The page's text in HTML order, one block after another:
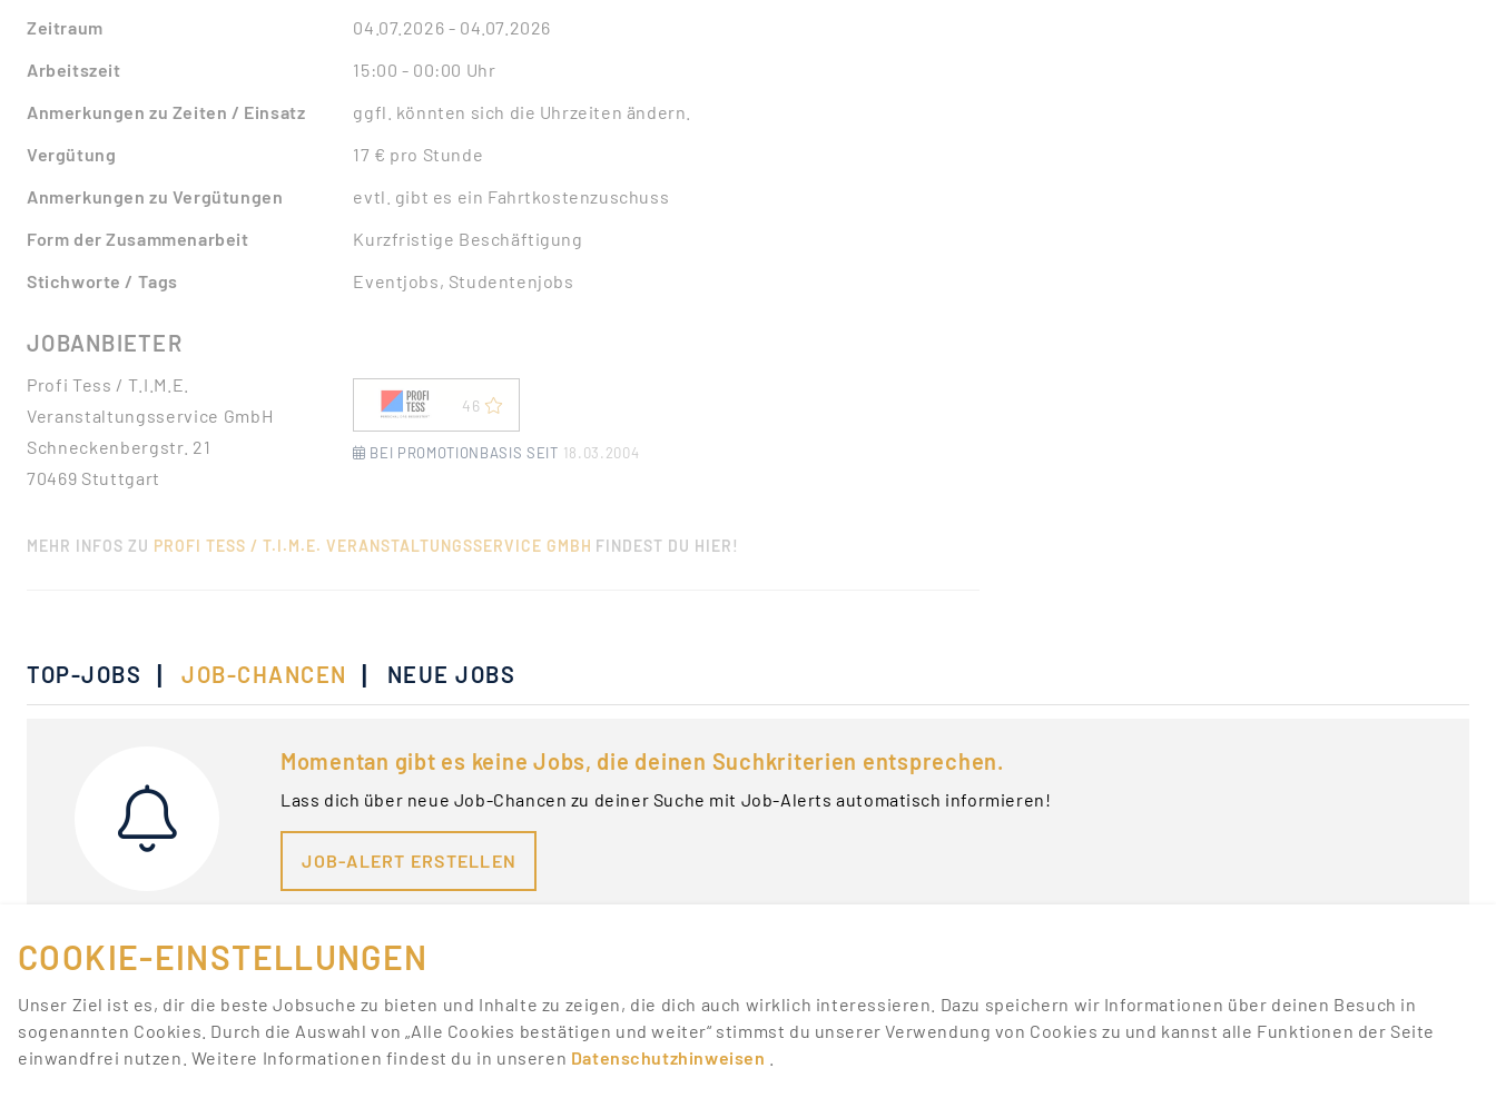
Zeitraum
04.07.2026 - 04.07.2026
Arbeitszeit
15:00 - 00:00 Uhr
Anmerkungen zu Zeiten / Einsatz
ggfl. könnten sich die Uhrzeiten ändern.
Vergütung
17 € pro Stunde
Anmerkungen zu Vergütungen
evtl. gibt es ein Fahrtkostenzuschuss
Form der Zusammenarbeit
Kurzfristige Beschäftigung
Stichworte / Tags
Eventjobs, Studentenjobs
JOBANBIETER
Profi Tess / T.I.M.E.
Veranstaltungsservice GmbH
Schneckenbergstr. 21
70469 Stuttgart
46
BEI PROMOTIONBASIS SEIT 18.03.2004
MEHR INFOS ZU PROFI TESS / T.I.M.E. VERANSTALTUNGSSERVICE GMBH FINDEST DU HIER!
TOP-JOBS | JOB-CHANCEN | NEUE JOBS
Momentan gibt es keine Jobs, die deinen Suchkriterien entsprechen.
Lass dich über neue Job-Chancen zu deiner Suche mit Job-Alerts automatisch informieren!
JOB-ALERT ERSTELLEN
FÜR JOBANBIETER LINKS SONSTIGES
COOKIE-EINSTELLUNGEN
Unser Ziel ist es, dir die beste Jobsuche zu bieten und Inhalte zu zeigen, die dich auch wirklich interessieren. Dazu speichern wir Informationen über deinen Besuch in
sogenannten Cookies. Durch die Auswahl von „Alle Cookies bestätigen und weiter“ stimmst du unserer Verwendung von Cookies zu und kannst alle Funktionen der Seite
einwandfrei nutzen. Weitere Informationen findest du in unseren Datenschutzhinweisen